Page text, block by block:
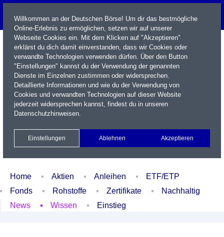
Name / WKN / ISIN / Kürzel
Xetra Realtime
Watchlist Portfolio Login
Home Aktien Anleihen
ETF/ETP
Fonds
Rohstoffe Zertifikate
Nachhaltig
News
Wissen Einstieg
Willkommen an der Deutschen Börse! Um dir das bestmögliche
Online-Erlebnis zu ermöglichen, setzen wir auf unserer
Webseite Cookies ein. Mit dem Klicken auf "Akzeptieren"
erklärst du dich damit einverstanden, dass wir Cookies oder
verwandte Technologien verwenden dürfen. Über den Button
"Einstellungen" kannst du der Verwendung der genannten
Dienste im Einzelnen zustimmen oder widersprechen.
Detaillierte Informationen und wie du der Verwendung von
Cookies und verwandten Technologien auf dieser Website
jederzeit widersprechen kannst, findest du in unseren
Datenschutzhinweisen.
Einstellungen Ablehnen Akzeptieren